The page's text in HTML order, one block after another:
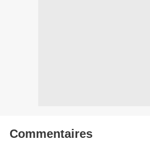
Commentaires